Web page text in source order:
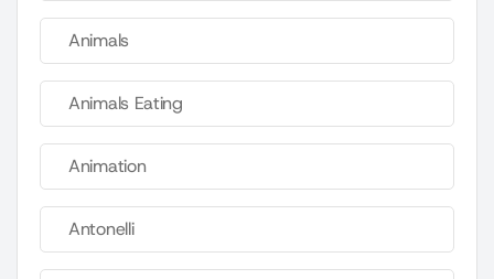
Animals
Animals Eating
Animation
Antonelli